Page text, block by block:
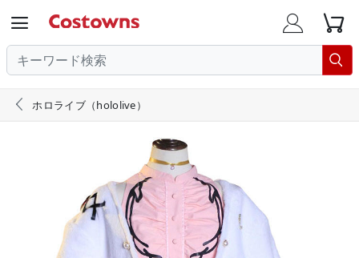
  

 ホロライブ（hololive）